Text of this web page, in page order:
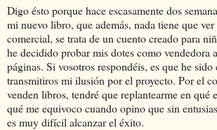
Digo ésto porque hace escasamente dos
mi nuevo libro, que además, nada tiene que
comercial, se trata de un cuento creado para
he decidido probar mis dotes como vendedora
páginas. Si vosotros respondéis, es que he sido
transmitiros mi ilusión por el proyecto. Por el
venden libros, tendré que replantearme en qué
qué me equivoco cuando opino que sin
es muy difícil alcanzar el éxito.